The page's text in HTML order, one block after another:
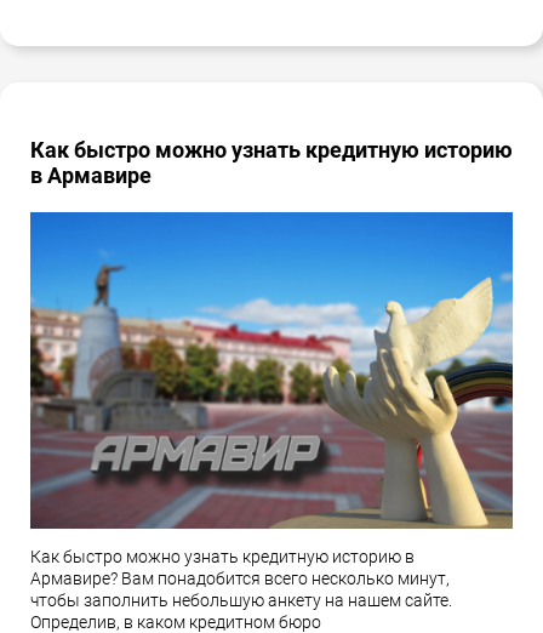
Как быстро можно узнать кредитную историю
в Армавире
Как быстро можно узнать кредитную историю в
Армавире? Вам понадобится всего несколько минут,
чтобы заполнить небольшую анкету на нашем сайте.
Определив, в каком кредитном бюро